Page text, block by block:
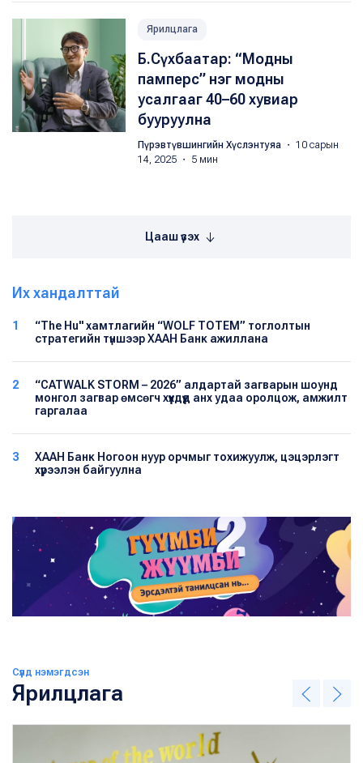
Ярилцлага
Б.Сүхбаатар: “Модны
памперс” нэг модны
усалгааг 40–60 хувиар
бууруулна
Пүрэвтүвшингийн Хүслэнтуяа ・ 10 сарын
14, 2025 ・ 5 мин
Цааш үзэх
Их хандалттай
1
“The Hu" хамтлагийн “WOLF TOTEM” тоглолтын
стратегийн түншээр ХААН Банк ажиллана
2
“CATWALK STORM – 2026” алдартай загварын шоунд
монгол загвар өмсөгч хүүхдүүд анх удаа оролцож, амжилт
гаргалаа
3
ХААН Банк Ногоон нуур орчмыг тохижуулж, цэцэрлэгт
хүрээлэн байгуулна
Сүүлд нэмэгдсэн
Ярилцлага